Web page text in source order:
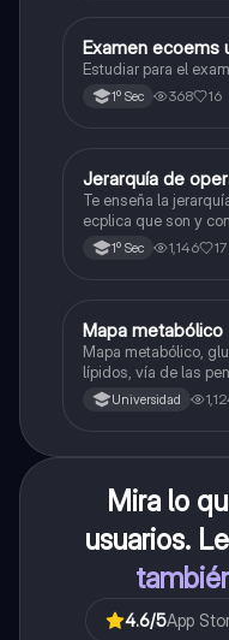
Español
Examen ecoems
Estudiar para el
1º Sec 368 16
Matemáticas
Jerarquía de
Te enseña la
ecplica que son y
1º Sec 1,146 17
Biología
Mapa metabólico
Mapa metabólico,
lípidos, vía de las
Universidad
Mira lo
usuarios.
4.6/5App